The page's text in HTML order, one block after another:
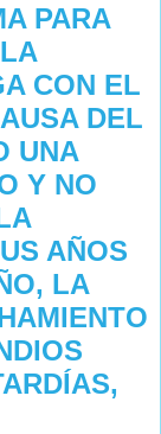
PARA
CON EL
DEL
UNA
Y NO
AÑOS
LA